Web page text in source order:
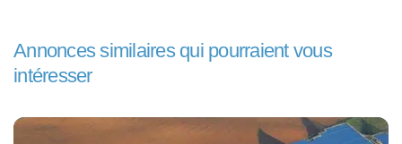
Annonces similaires qui pourraient vous
intéresser